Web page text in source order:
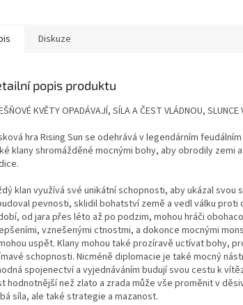
Diskuze
popis produktu
KVĚTY OPADÁVAJÍ, SÍLA A ČEST VLÁDNOU, SLUNCE
hra Rising Sun se odehrává v legendárním
klany shromážděné mocnými bohy, aby obrodily zemi
klan využívá své unikátní schopnosti, aby ukázal svou
pevnosti, sklidil bohatství země a vedl válku proti
od jara přes léto až po podzim, mohou hráči
vznešenými ctnostmi, a dokonce mocnými
uspět. Klany mohou také prozíravě uctívat bohy,
schopnosti. Nicméně diplomacie je také mocný
spojenectví a vyjednáváním budují svou cestu k
hodnotnější než zlato a zrada může vše proměnit v
síla, ale také strategie a mazanost.